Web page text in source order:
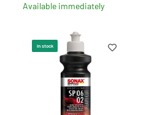
Available immediately
In stock